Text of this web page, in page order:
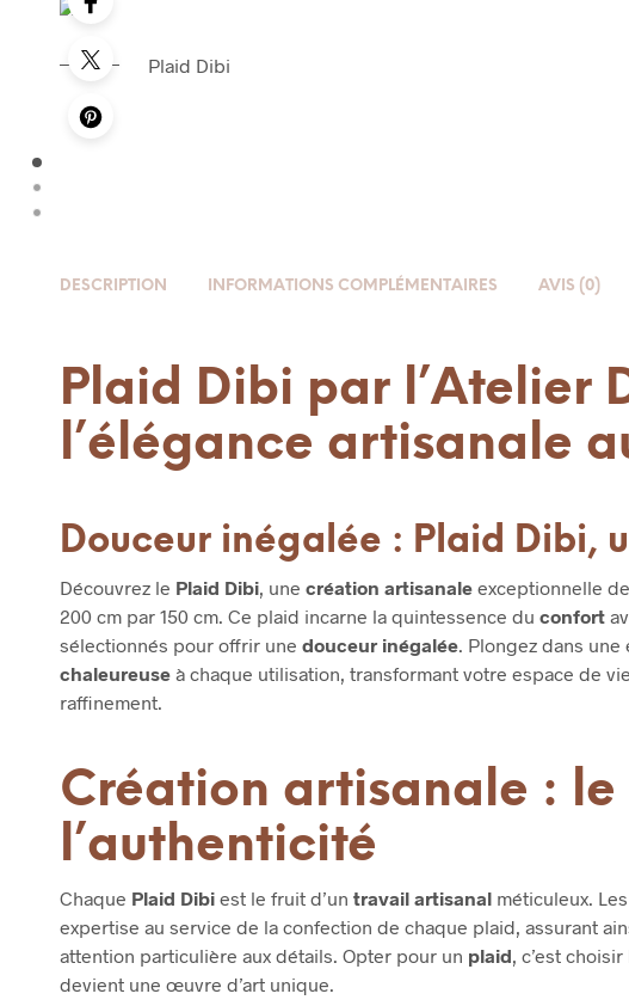
Plaid Dibi
DESCRIPTION INFORMATIONS COMPLÉMENTAIRES AVIS (0)
Plaid Dibi par l’Atelier
l’élégance artisanale
Douceur inégalée : Plaid Dibi,
Découvrez le Plaid Dibi, une création artisanale exceptionnelle de
200 cm par 150 cm. Ce plaid incarne la quintessence du confort
sélectionnés pour offrir une douceur inégalée. Plongez dans une
chaleureuse à chaque utilisation, transformant votre espace de
raffinement.
Création artisanale : le
l’authenticité
Chaque Plaid Dibi est le fruit d’un travail artisanal méticuleux. Les
expertise au service de la confection de chaque plaid, assurant
attention particulière aux détails. Opter pour un plaid, c’est
devient une œuvre d’art unique.